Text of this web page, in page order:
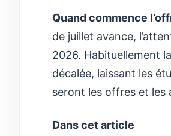
Quand commence
de juillet avance,
2026. Habituellement
décalée, laissant les
seront les offres et les
Dans cet article